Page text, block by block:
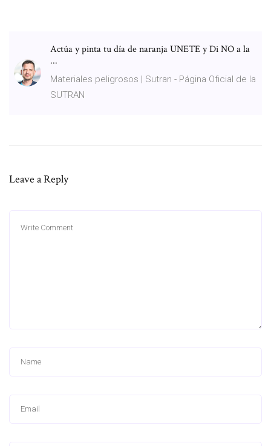
Actúa y pinta tu día de naranja UNETE y Di NO a la
...
Materiales peligrosos | Sutran - Página Oficial de la
SUTRAN
Leave a Reply